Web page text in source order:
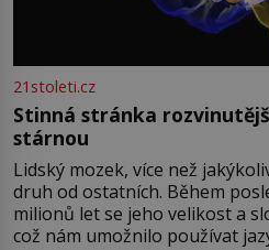
21stoleti.cz
Stinná stránka
stárnou
Lidský mozek, více než
druh od ostatních. Během
milionů let se jeho velikost a
což nám umožnilo používat